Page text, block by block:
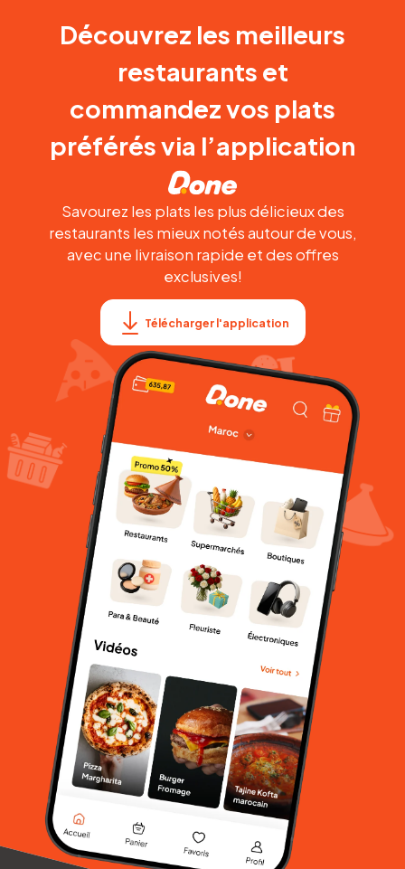
Découvrez les meilleurs
restaurants et
commandez vos plats
préférés via l’application
Savourez les plats les plus délicieux des
restaurants les mieux notés autour de vous,
avec une livraison rapide et des offres
exclusives!
Télécharger l'application